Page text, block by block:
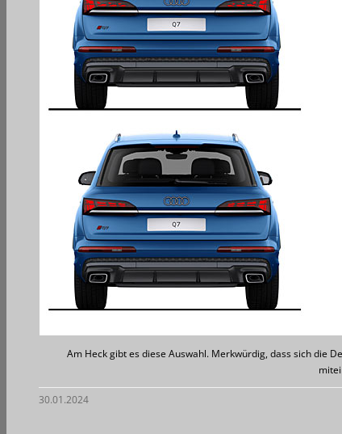
Am Heck gibt es diese Auswahl. Merkwürdig, dass sich die
30.01.2024